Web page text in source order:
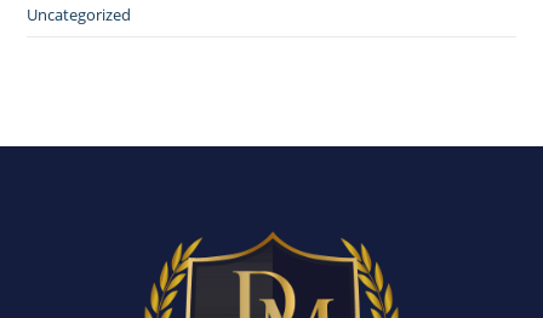
Uncategorized